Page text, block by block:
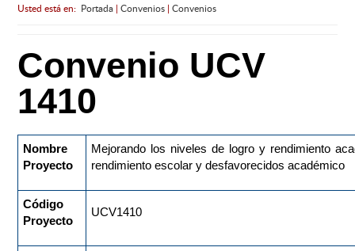
Usted está en: Portada| Convenios| Convenios
Convenio UCV
1410
Nombre
Proyecto
Mejorando los niveles de logro y rendimiento
rendimiento escolar y desfavorecidos académico
Código
Proyecto
UCV1410